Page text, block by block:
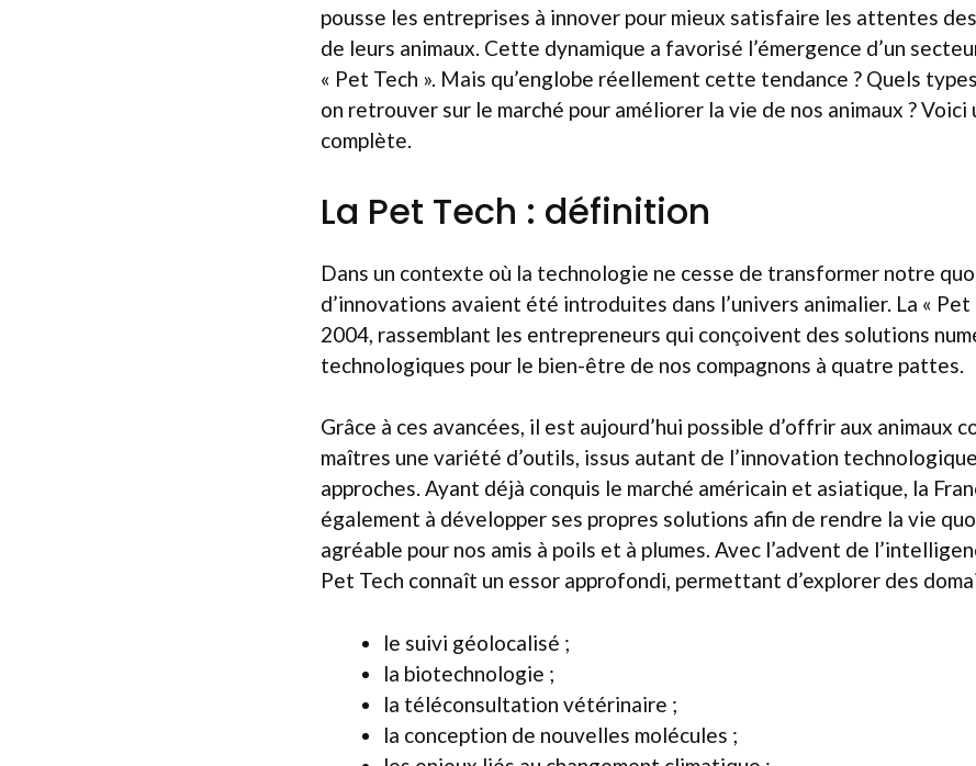
pousse les entreprises à innover pour mieux satisfaire les attentes
de leurs animaux. Cette dynamique a favorisé l’émergence d’un
« Pet Tech ». Mais qu’englobe réellement cette tendance ? Quels
on retrouver sur le marché pour améliorer la vie de nos animaux ?
complète.
La Pet Tech : définition
Dans un contexte où la technologie ne cesse de transformer notre
d’innovations avaient été introduites dans l’univers animalier. La « Pet
2004, rassemblant les entrepreneurs qui conçoivent des solutions
technologiques pour le bien-être de nos compagnons à quatre pattes.
Grâce à ces avancées, il est aujourd’hui possible d’offrir aux animaux
maîtres une variété d’outils, issus autant de l’innovation
approches. Ayant déjà conquis le marché américain et asiatique, la
également à développer ses propres solutions afin de rendre la vie
agréable pour nos amis à poils et à plumes. Avec l’advent de
Pet Tech connaît un essor approfondi, permettant d’explorer des
le suivi géolocalisé ;
la biotechnologie ;
la téléconsultation vétérinaire ;
la conception de nouvelles molécules ;